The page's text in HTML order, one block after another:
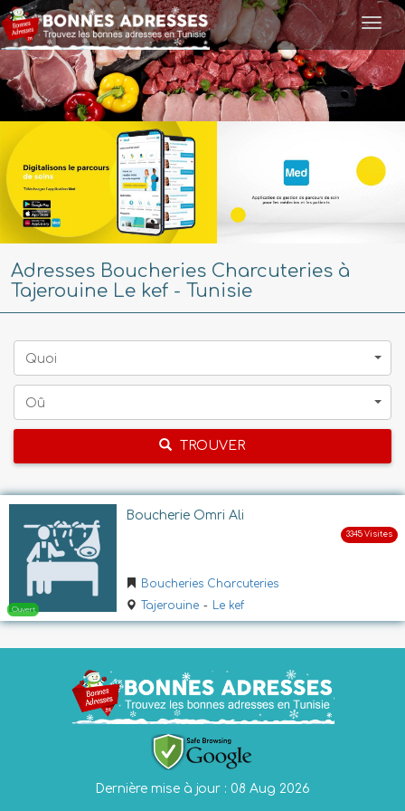
Adresses Boucheries Charcuteries à
Tajerouine Le kef - Tunisie
Quoi
Oû
TROUVER
Boucherie Omri Ali
Boucheries Charcuteries
Tajerouine - Le kef
Dernière mise à jour : 08 Aug 2026